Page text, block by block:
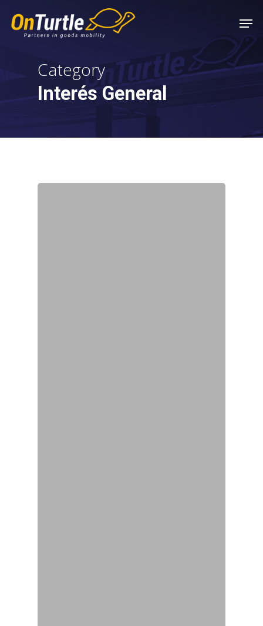
main
Category
Interés General